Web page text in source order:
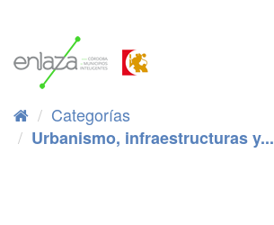
Categorías
Urbanismo, infraestructuras y...